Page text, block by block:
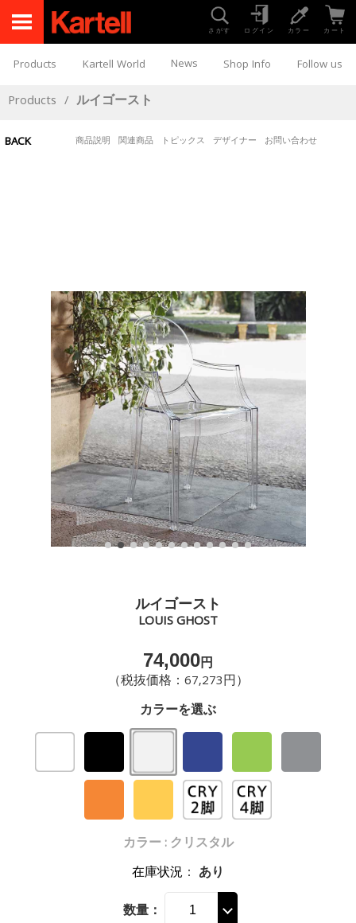
さがす ログイン カラー カート
Products Kartell World News Shop Info Follow us
Products / ルイゴースト
BACK 商品説明 関連商品 トピックス デザイナー お問い合わせ
ルイゴースト
LOUIS GHOST
74,000円
（税抜価格：67,273円）
カラーを選ぶ
カラー : クリスタル
在庫状況 ： あり
数量：